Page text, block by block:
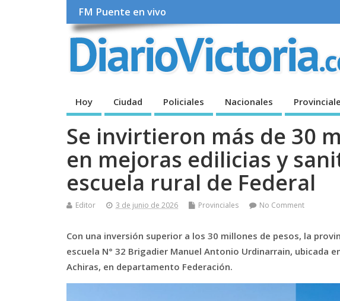
FM Puente en vivo
Hoy Ciudad Policiales Nacionales
Se invirtieron más de 30
en mejoras edilicias y
escuela rural de Federal
Editor 3 de junio de 2026 Provinciales No Comment
Con una inversión superior a los 30 millones de pesos, la
escuela N° 32 Brigadier Manuel Antonio Urdinarrain, ubicada
Achiras, en departamento Federación.